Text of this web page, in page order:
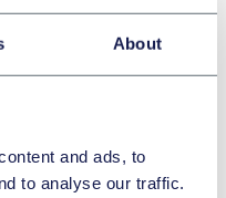
About
and ads, to
to analyse our traffic.
KOMMUNIKATION
TV